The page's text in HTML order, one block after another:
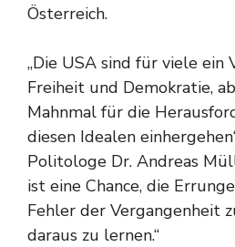
Österreich.
„Die USA sind für viele ein
Freiheit und Demokratie,
Mahnmal für die
diesen Idealen
Politologe Dr. Andreas
ist eine Chance, die
Fehler der Vergangenheit
daraus zu lernen.“